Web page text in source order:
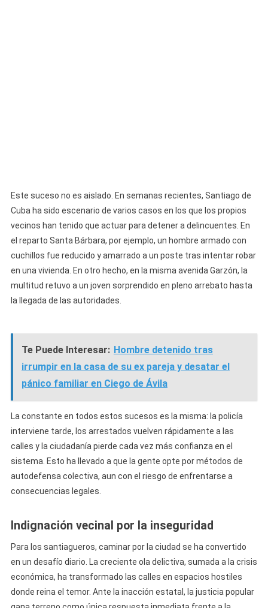
Este suceso no es aislado. En semanas recientes, Santiago de
Cuba ha sido escenario de varios casos en los que los propios
vecinos han tenido que actuar para detener a delincuentes. En
el reparto Santa Bárbara, por ejemplo, un hombre armado con
cuchillos fue reducido y amarrado a un poste tras intentar robar
en una vivienda. En otro hecho, en la misma avenida Garzón, la
multitud retuvo a un joven sorprendido en pleno arrebato hasta
la llegada de las autoridades.
Te Puede Interesar: Hombre detenido tras
irrumpir en la casa de su ex pareja y desatar el
pánico familiar en Ciego de Ávila
La constante en todos estos sucesos es la misma: la policía
interviene tarde, los arrestados vuelven rápidamente a las
calles y la ciudadanía pierde cada vez más confianza en el
sistema. Esto ha llevado a que la gente opte por métodos de
autodefensa colectiva, aun con el riesgo de enfrentarse a
consecuencias legales.
Indignación vecinal por la inseguridad
Para los santiagueros, caminar por la ciudad se ha convertido
en un desafío diario. La creciente ola delictiva, sumada a la crisis
económica, ha transformado las calles en espacios hostiles
donde reina el temor. Ante la inacción estatal, la justicia popular